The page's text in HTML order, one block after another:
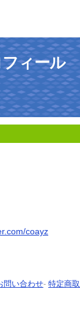
ィール
coayz
問い合わせ- 特定商